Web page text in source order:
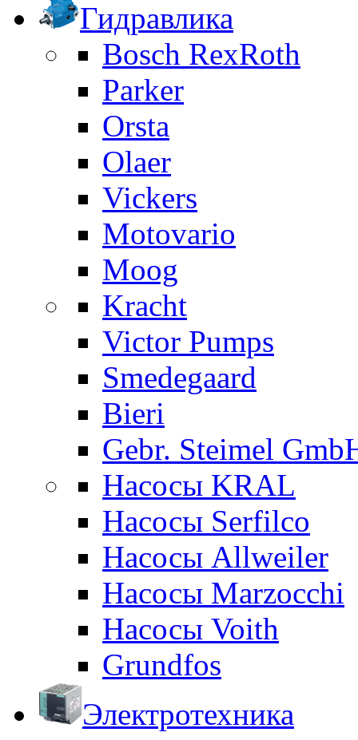
Гидравлика
Bosch RexRoth
Parker
Orsta
Olaer
Vickers
Motovario
Moog
Kracht
Victor Pumps
Smedegaard
Bieri
Gebr. Steimel
Насосы KRAL
Насосы Serfilco
Насосы Allweiler
Насосы Marzocchi
Насосы Voith
Grundfos
Электротехника